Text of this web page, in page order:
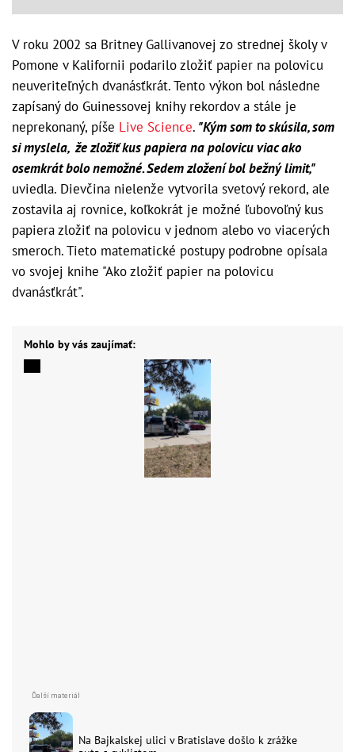
V roku 2002 sa Britney Gallivanovej zo strednej školy v
Pomone v Kalifornii podarilo zložiť papier na polovicu
neuveriteľných dvanásťkrát. Tento výkon bol následne
zapísaný do Guinessovej knihy rekordov a stále je
neprekonaný, píše Live Science. "Kým som to skúsila, som
si myslela, že zložiť kus papiera na polovicu viac ako
osemkrát bolo nemožné. Sedem zložení bol bežný limit,"
uviedla. Dievčina nielenže vytvorila svetový rekord, ale
zostavila aj rovnice, koľkokrát je možné ľubovoľný kus
papiera zložiť na polovicu v jednom alebo vo viacerých
smeroch. Tieto matematické postupy podrobne opísala
vo svojej knihe "Ako zložiť papier na polovicu
dvanásťkrát".
Mohlo by vás zaujímať:
Na Bajkalskej ulici v Bratislave došlo k zrážke